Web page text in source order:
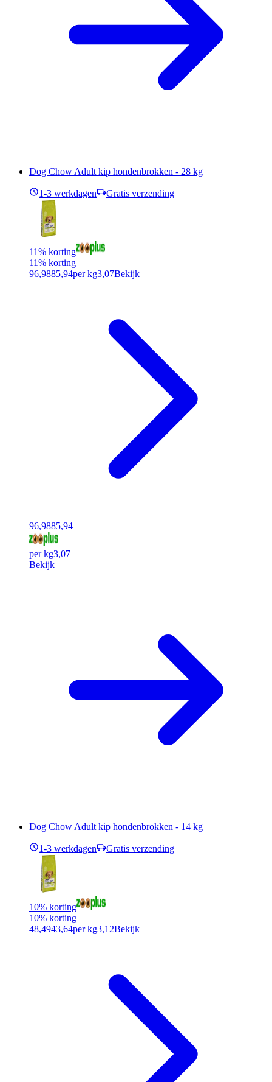
Dog Chow Adult kip hondenbrokken - 28 kg
1-3 werkdagen Gratis verzending
11% korting
11% korting
96,9885,94per kg3,07Bekijk
96,9885,94
per kg3,07
Bekijk
Dog Chow Adult kip hondenbrokken - 14 kg
1-3 werkdagen Gratis verzending
10% korting
10% korting
48,4943,64per kg3,12Bekijk